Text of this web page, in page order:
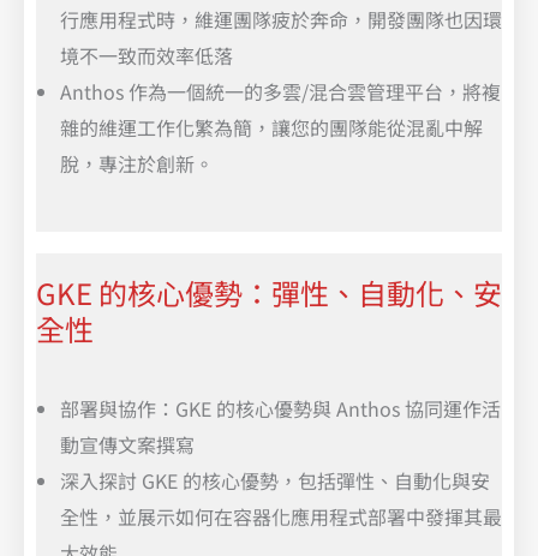
行應用程式時，維運團隊疲於奔命，開發團隊也因環
境不一致而效率低落
Anthos 作為一個統一的多雲/混合雲管理平台，將複
雜的維運工作化繁為簡，讓您的團隊能從混亂中解
脫，專注於創新。
GKE 的核心優勢：彈性、自動化、安
全性
部署與協作：GKE 的核心優勢與 Anthos 協同運作活
動宣傳文案撰寫
深入探討 GKE 的核心優勢，包括彈性、自動化與安
全性，並展示如何在容器化應用程式部署中發揮其最